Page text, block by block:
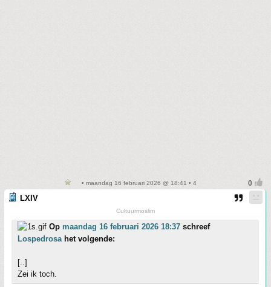
• maandag 16 februari 2026 @ 18:41 • 4
LXIV
Cultuurmoslim
Op maandag 16 februari 2026 18:37 schreef
Lospedrosa het volgende:
[..]
Zei ik toch.